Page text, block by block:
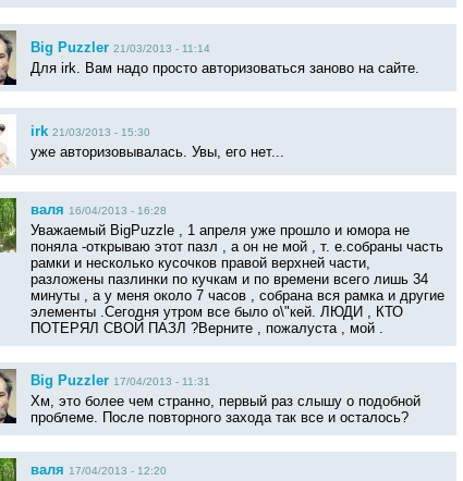
Big Puzzler 21/03/2013 - 11:14
Для irk. Вам надо просто авторизоваться заново на сайте.
irk 21/03/2013 - 15:30
уже авторизовывалась. Увы, его нет...
валя 16/04/2013 - 16:28
Уважаемый BigPuzzle , 1 апреля уже прошло и юмора не
поняла -открываю этот пазл , а он не мой , т. е.собраны часть
рамки и несколько кусочков правой верхней части,
разложены пазлинки по кучкам и по времени всего лишь 34
минуты , а у меня около 7 часов , собрана вся рамка и другие
элементы .Сегодня утром все было о\"кей. ЛЮДИ , КТО
ПОТЕРЯЛ СВОЙ ПАЗЛ ?Верните , пожалуста , мой .
Big Puzzler 17/04/2013 - 11:31
Хм, это более чем странно, первый раз слышу о подобной
проблеме. После повторного захода так все и осталось?
валя 17/04/2013 - 12:20